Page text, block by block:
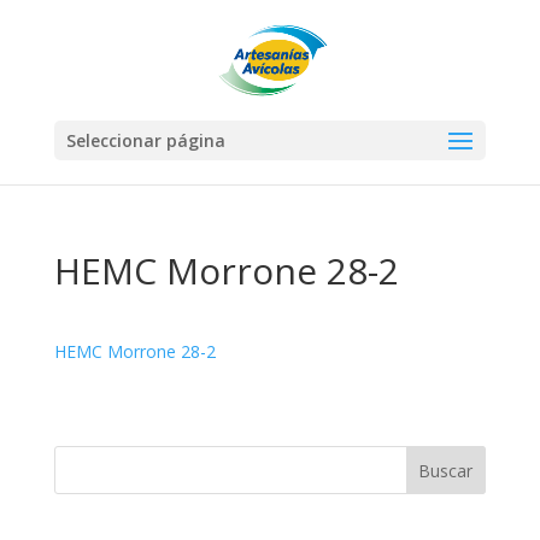
Seleccionar página
HEMC Morrone 28-2
HEMC Morrone 28-2